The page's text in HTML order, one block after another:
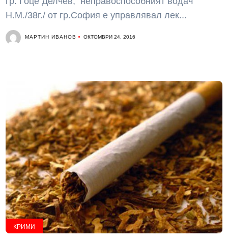
Н.М./38г./ от гр.София е управлявал лек...
МАРТИН ИВАНОВ ОКТОМВРИ 24, 2016
КРИМИ